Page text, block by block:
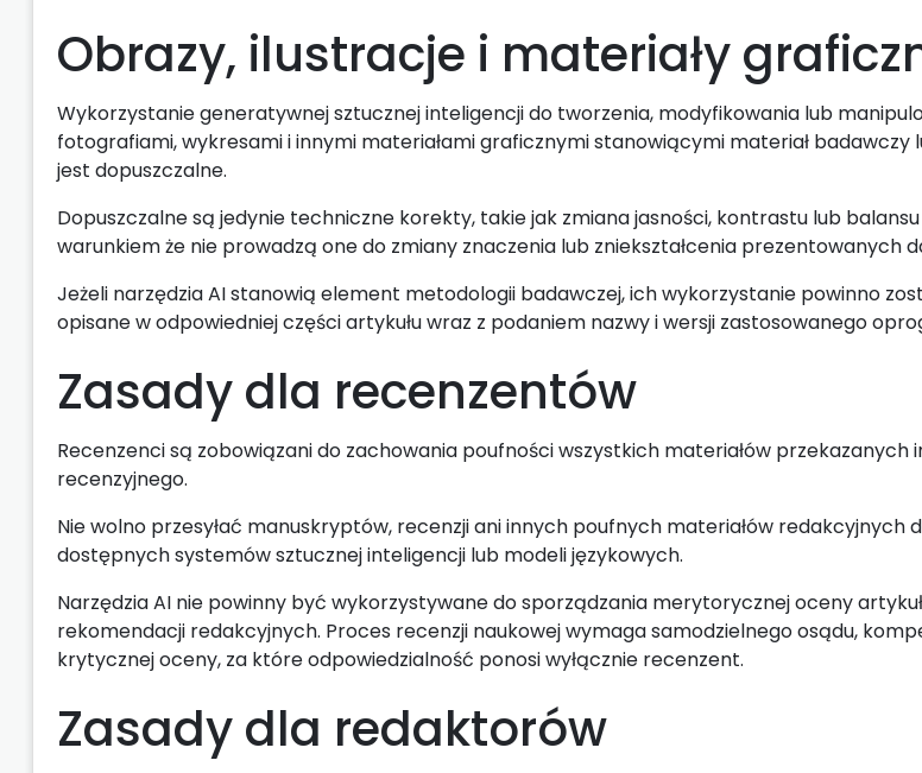
Obrazy, ilustracje i materiały
Wykorzystanie generatywnej sztucznej inteligencji do tworzenia, modyfikowania lub
fotografiami, wykresami i innymi materiałami graficznymi stanowiącymi materiał badawczy
jest dopuszczalne.
Dopuszczalne są jedynie techniczne korekty, takie jak zmiana jasności, kontrastu lub
warunkiem że nie prowadzą one do zmiany znaczenia lub zniekształcenia prezentowanych
Jeżeli narzędzia AI stanowią element metodologii badawczej, ich wykorzystanie powinno
opisane w odpowiedniej części artykułu wraz z podaniem nazwy i wersji zastosowanego
Zasady dla recenzentów
Recenzenci są zobowiązani do zachowania poufności wszystkich materiałów
recenzyjnego.
Nie wolno przesyłać manuskryptów, recenzji ani innych poufnych materiałów redakcyjnych
dostępnych systemów sztucznej inteligencji lub modeli językowych.
Narzędzia AI nie powinny być wykorzystywane do sporządzania merytorycznej oceny
rekomendacji redakcyjnych. Proces recenzji naukowej wymaga samodzielnego osądu,
krytycznej oceny, za które odpowiedzialność ponosi wyłącznie recenzent.
Zasady dla redaktorów